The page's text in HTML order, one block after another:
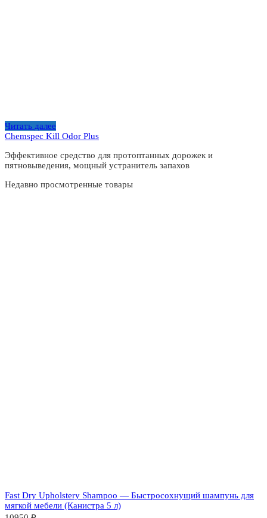
Читать далее
Chemspec Kill Odor Plus
Эффективное средство для протоптанных дорожек и
пятновыведения, мощный устранитель запахов
Недавно просмотренные товары
Fast Dry Upholstery Shampoo — Быстросохнущий шампунь для
мягкой мебели (Канистра 5 л)